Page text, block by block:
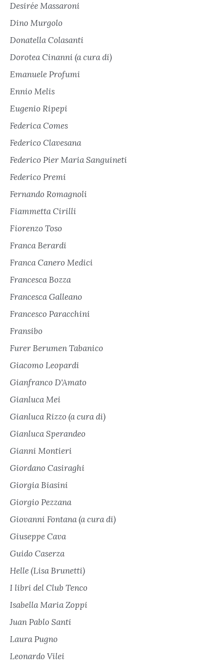
Desirée Massaroni
Dino Murgolo
Donatella Colasanti
Dorotea Cinanni (a cura di)
Emanuele Profumi
Ennio Melis
Eugenio Ripepi
Federica Comes
Federico Clavesana
Federico Pier Maria Sanguineti
Federico Premi
Fernando Romagnoli
Fiammetta Cirilli
Fiorenzo Toso
Franca Berardi
Franca Canero Medici
Francesca Bozza
Francesca Galleano
Francesco Paracchini
Fransibo
Furer Berumen Tabanico
Giacomo Leopardi
Gianfranco D'Amato
Gianluca Mei
Gianluca Rizzo (a cura di)
Gianluca Sperandeo
Gianni Montieri
Giordano Casiraghi
Giorgia Biasini
Giorgio Pezzana
Giovanni Fontana (a cura di)
Giuseppe Cava
Guido Caserza
Helle (Lisa Brunetti)
I libri del Club Tenco
Isabella Maria Zoppi
Juan Pablo Santi
Laura Pugno
Leonardo Vilei